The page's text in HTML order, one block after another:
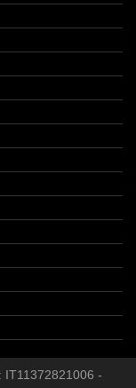
IT11372821006 -